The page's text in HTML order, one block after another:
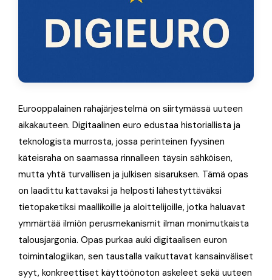
Eurooppalainen rahajärjestelmä on siirtymässä uuteen
aikakauteen. Digitaalinen euro edustaa historiallista ja
teknologista murrosta, jossa perinteinen fyysinen
käteisraha on saamassa rinnalleen täysin sähköisen,
mutta yhtä turvallisen ja julkisen sisaruksen. Tämä opas
on laadittu kattavaksi ja helposti lähestyttäväksi
tietopaketiksi maallikoille ja aloittelijoille, jotka haluavat
ymmärtää ilmiön perusmekanismit ilman monimutkaista
talousjargonia. Opas purkaa auki digitaalisen euron
toimintalogiikan, sen taustalla vaikuttavat kansainväliset
syyt, konkreettiset käyttöönoton askeleet sekä uuteen